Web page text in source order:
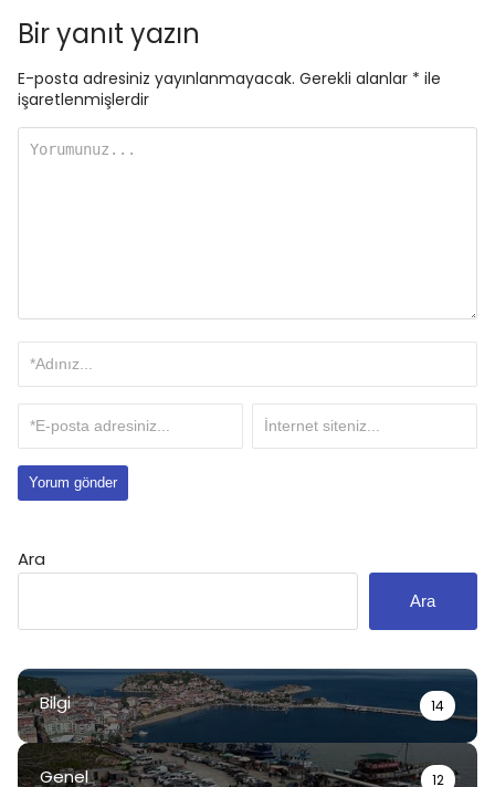
Bir yanıt yazın
E-posta adresiniz yayınlanmayacak. Gerekli alanlar * ile
işaretlenmişlerdir
Ara
Ara
Bilgi 14
Genel 12